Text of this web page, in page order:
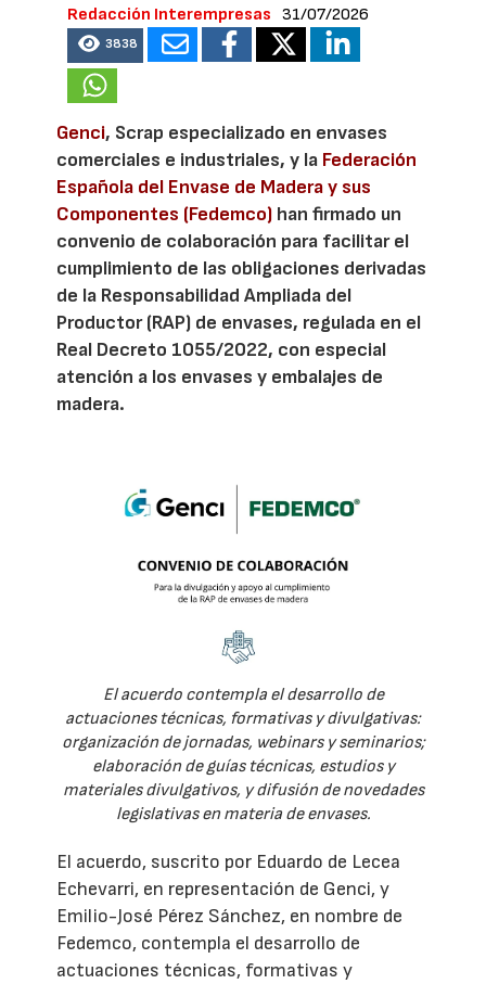
Redacción Interempresas 31/07/2026
3838
Genci, Scrap especializado en envases
comerciales e industriales, y la Federación
Española del Envase de Madera y sus
Componentes (Fedemco) han firmado un
convenio de colaboración para facilitar el
cumplimiento de las obligaciones derivadas
de la Responsabilidad Ampliada del
Productor (RAP) de envases, regulada en el
Real Decreto 1055/2022, con especial
atención a los envases y embalajes de
madera.
El acuerdo contempla el desarrollo de
actuaciones técnicas, formativas y divulgativas:
organización de jornadas, webinars y seminarios;
elaboración de guías técnicas, estudios y
materiales divulgativos, y difusión de novedades
legislativas en materia de envases.
El acuerdo, suscrito por Eduardo de Lecea
Echevarri, en representación de Genci, y
Emilio-José Pérez Sánchez, en nombre de
Fedemco, contempla el desarrollo de
actuaciones técnicas, formativas y